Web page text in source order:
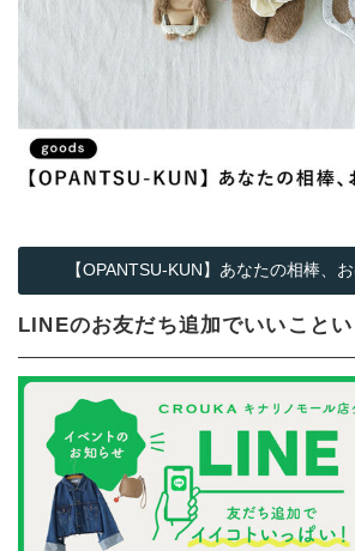
【OPANTSU-KUN】あなたの相棒、
LINEのお友だち追加でいいことい